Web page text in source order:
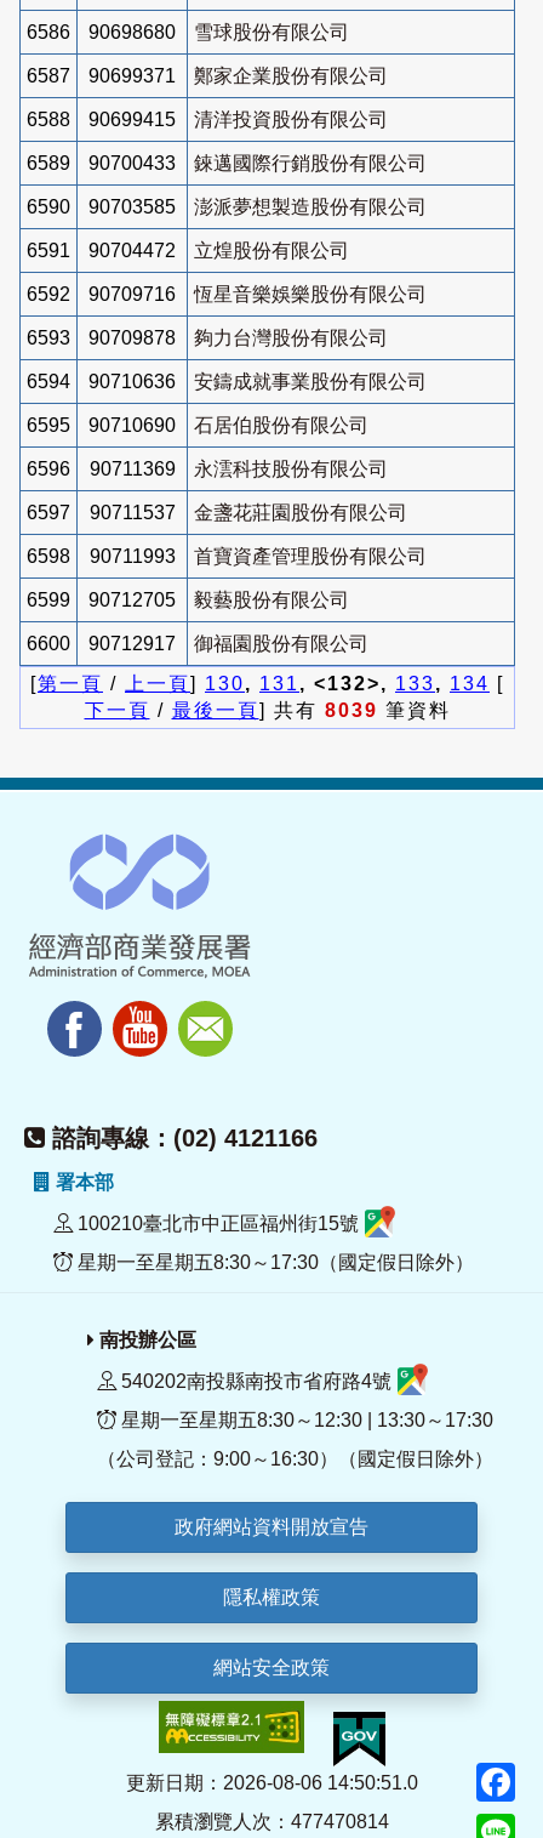
6586 90698680 雪球股份有限公司
6587 90699371 鄭家企業股份有限公司
6588 90699415 清洋投資股份有限公司
6589 90700433 錸邁國際行銷股份有限公司
6590 90703585 澎派夢想製造股份有限公司
6591 90704472 立煌股份有限公司
6592 90709716 恆星音樂娛樂股份有限公司
6593 90709878 夠力台灣股份有限公司
6594 90710636 安鑄成就事業股份有限公司
6595 90710690 石居伯股份有限公司
6596 90711369 永澐科技股份有限公司
6597 90711537 金盞花莊園股份有限公司
6598 90711993 首寶資產管理股份有限公司
6599 90712705 毅藝股份有限公司
6600 90712917
御福園股份有限公司
[第一頁 / 上一頁] 130, 131 , <132>, 133, 134 [
下一頁 / 最後一頁] 共有 8039 筆資料
諮詢專線：(02) 4121166
署本部
100210臺北市中正區福州街15號
星期一至星期五8:30～17:30（國定假日除外）
南投辦公區
540202南投縣南投市省府路4號
星期一至星期五8:30～12:30 | 13:30～17:30
（公司登記：9:00～16:30）（國定假日除外）
政府網站資料開放宣告
隱私權政策
網站安全政策
更新日期：2026-08-06 14:50:51.0
累積瀏覽人次：477470814